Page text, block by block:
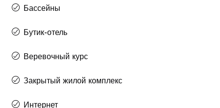
Бассейны
Бутик-отель
Веревочный курс
Закрытый жилой комплекс
Интернет